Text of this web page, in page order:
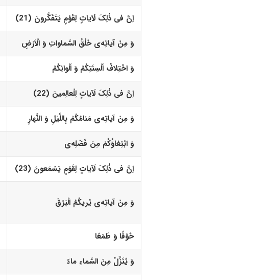
اِنَّ فى ذٰلِکَ لَآیاتٍ لِقَوْمٍ یَتَفَکَّرونَ (21)‏
وَ مِنْ آیاتِه‌ى خَلْقُ السَّماواتِ وَ الْاَرْضِ
وَ اخْتِلافُ اَلْسِنَتِکُمْ وَ اَلْوانِکُمْ
اِنَّ فى ذٰلِکَ لَآیاتٍ لِلْعالِمینَ (22)‏
وَ مِنْ آیاتِه‌ى مَنامُکُمْ بِاللَّیْلِ وَ النَّهارِ
وَ ابْتِغاؤُکُمْ مِنْ فَضْلِه‌ى
اِنَّ فى ذٰلِکَ لَآیاتٍ لِقَوْمٍ یَسْمَعونَ (23)‏
وَ مِنْ آیاتِه‌ى یُریکُمُ الْبَرْقَ
خَوْفًا وَ طَمَعًا
وَ یُنَزِّلُ مِنَ السَّماءِ ماءً